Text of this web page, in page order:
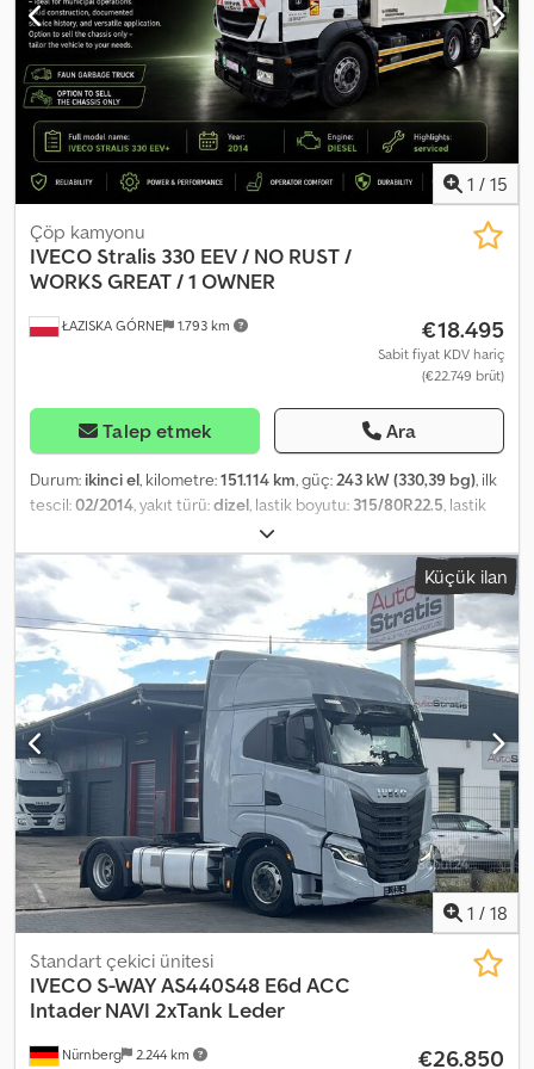
POLONYA, İNGİLİZCE, ALMANCA, İTALYANCA SEBASTIAN –
POLONYA, ALMANCA, İTALYANCA, ????? Crsdpjvkm Tgefx Agujf
LASZLO – MACARCA COSTEL – ROMENCE (İhracat işlemlerinin
tümünü, plaka dahil tamamlıyoruz) RADEK – ???? Ref. nr : 83279
1 / 15
ŁAZISKA GÓRNE 1.793 km
Çöp kamyonu
IVECO Stralis 330 EEV / NO RUST /
WORKS GREAT / 1 OWNER
€18.495
Sabit fiyat KDV hariç
(€22.749 brüt)
Talep etmek Ara
Durum: ikinci el, kilometre:151.114 km, güç:243 kW (330,39 bg), ilk
tescil:02/2014, yakıt türü:dizel, lastik boyutu: 315/80R22.5, lastik
, dingil konfigürasyonu:
3.810 mm, yakıt:dizel, frenler:retarder, renk:beyaz, vites türü:
otomatik
, emisyon sınıfı:Euro 5, toplam uzunluk:9.500 mm, toplam
genişlik:
2.500 mm , toplam yükseklik: 3.850 mm
, yükleme alanı
hacmi:27 m³, Üretim yılı:2014, Donanım:
ABS, AdBlue, araç içi
bilgisayar, diferansiyel kilidi, elektrikli ayna, elektrikli cam
sistemi, hidrolik direksiyon, klima, merkezi kilitleme, retarder,
sisal lambaları, spoiler, - Güneşlik - Radyo - Takograf - Çift
tekerlek dingili Crsdszp I A Nopfx Agusf - İmmobilizer
Küçük ilan
1 / 18
Nürnberg 2.244 km
Standart çekici ünitesi
IVECO S-WAY AS440S48 E6d ACC
Intader NAVI 2xTank Leder
€26.850